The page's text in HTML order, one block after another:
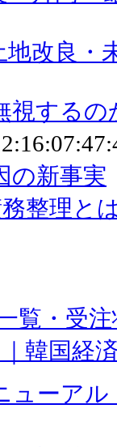
地改良・
視する
の新事実
整理と
覧・受
韓国経
ューア